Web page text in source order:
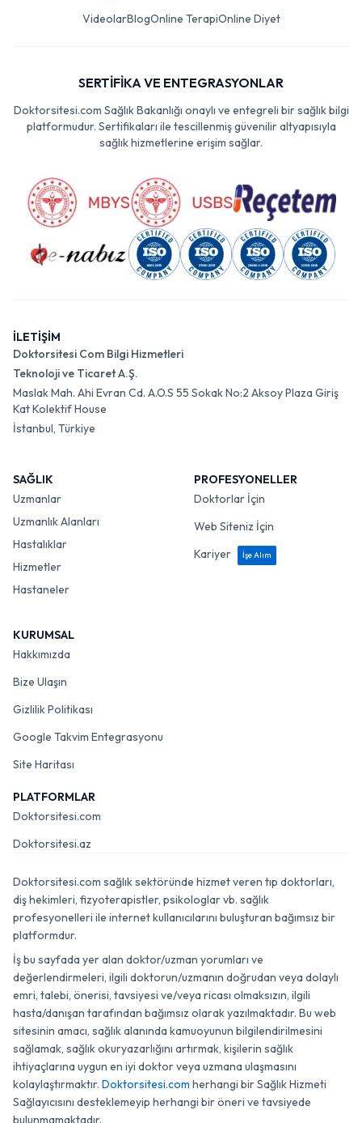
VideolarBlogOnline TerapiOnline Diyet
SERTİFİKA VE ENTEGRASYONLAR
Doktorsitesi.com Sağlık Bakanlığı onaylı ve entegreli bir sağlık bilgi
platformudur. Sertifikaları ile tescillenmiş güvenilir altyapısıyla
sağlık hizmetlerine erişim sağlar.
İLETİŞİM
Doktorsitesi Com Bilgi Hizmetleri
Teknoloji ve Ticaret A.Ş.
Maslak Mah. Ahi Evran Cd. A.O.S 55 Sokak No:2 Aksoy Plaza Giriş
Kat Kolektif House
İstanbul, Türkiye
SAĞLIK
Uzmanlar
Uzmanlık Alanları
Hastalıklar
Hizmetler
Hastaneler
PROFESYONELLER
Doktorlar İçin
Web Siteniz İçin
Kariyer
İşe Alım
KURUMSAL
Hakkımızda
Bize Ulaşın
Gizlilik Politikası
Google Takvim Entegrasyonu
Site Haritası
PLATFORMLAR
Doktorsitesi.com
Doktorsitesi.az
Doktorsitesi.com sağlık sektöründe hizmet veren tıp doktorları,
diş hekimleri, fizyoterapistler, psikologlar vb. sağlık
profesyonelleri ile internet kullanıcılarını buluşturan bağımsız bir
platformdur.
İş bu sayfada yer alan doktor/uzman yorumları ve
değerlendirmeleri, ilgili doktorun/uzmanın doğrudan veya dolaylı
emri, talebi, önerisi, tavsiyesi ve/veya ricası olmaksızın, ilgili
hasta/danışan tarafından bağımsız olarak yazılmaktadır. Bu web
sitesinin amacı, sağlık alanında kamuoyunun bilgilendirilmesini
sağlamak, sağlık okuryazarlığını artırmak, kişilerin sağlık
ihtiyaçlarına uygun en iyi doktor veya uzmana ulaşmasını
kolaylaştırmaktır. Doktorsitesi.com herhangi bir Sağlık Hizmeti
Sağlayıcısını desteklemeyip herhangi bir öneri ve tavsiyede
bulunmamaktadır.